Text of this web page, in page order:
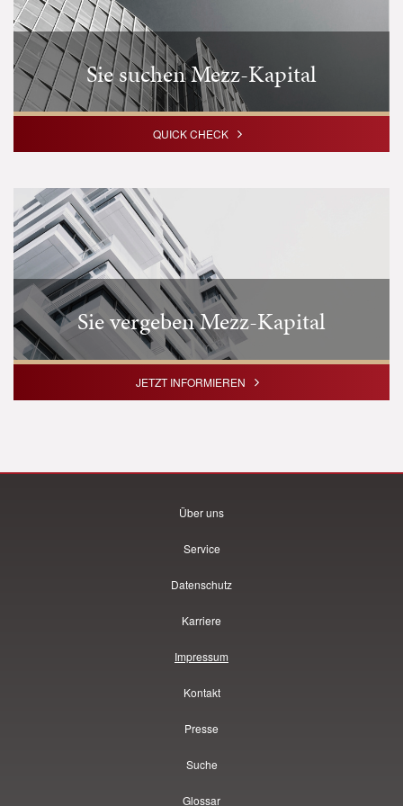
Sie suchen Mezz-Kapital
QUICK CHECK
Investieren Sie in erstklassige Assets und Projekte mit
ausgezeichneter Rendite.
Sie vergeben Mezz-Kapital
JETZT INFORMIEREN
Über uns
Service
Datenschutz
Karriere
Impressum
Kontakt
Presse
Suche
Glossar